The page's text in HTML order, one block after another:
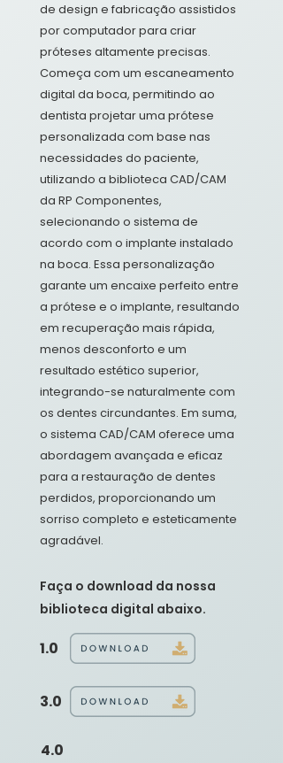
de design e fabricação assistidos
por computador para criar
próteses altamente precisas.
Começa com um escaneamento
digital da boca, permitindo ao
dentista projetar uma prótese
personalizada com base nas
necessidades do paciente,
utilizando a biblioteca CAD/CAM
da RP Componentes,
selecionando o sistema de
acordo com o implante instalado
na boca. Essa personalização
garante um encaixe perfeito entre
a prótese e o implante, resultando
em recuperação mais rápida,
menos desconforto e um
resultado estético superior,
integrando-se naturalmente com
os dentes circundantes. Em suma,
o sistema CAD/CAM oferece uma
abordagem avançada e eficaz
para a restauração de dentes
perdidos, proporcionando um
sorriso completo e esteticamente
agradável.
Faça o download da nossa
biblioteca digital abaixo.
1.0
3.0
4.0